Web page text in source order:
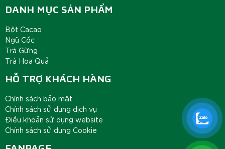
DANH MỤC SẢN PHẨM
Bột Cacao
Ngũ Cốc
Trà Gừng
Trà Hoa Quả
HỖ TRỢ KHÁCH HÀNG
Chính sách bảo mật
Chính sách sử dụng dịch vụ
Điều khoản sử dụng website
Chính sách sử dụng Cookie